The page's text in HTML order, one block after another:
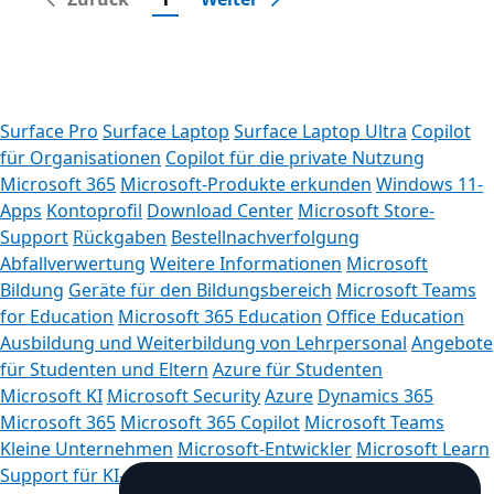
Surface Pro Surface Laptop Surface Laptop Ultra Copilot
für Organisationen Copilot für die private Nutzung
Microsoft 365 Microsoft-Produkte erkunden Windows 11-
Apps Kontoprofil Download Center Microsoft Store-
Support Rückgaben Bestellnachverfolgung
Abfallverwertung Weitere Informationen Microsoft
Bildung Geräte für den Bildungsbereich Microsoft Teams
for Education Microsoft 365 Education Office Education
Ausbildung und Weiterbildung von Lehrpersonal Angebote
für Studenten und Eltern Azure für Studenten
Microsoft KI Microsoft SecurityAzure Dynamics 365
Microsoft 365 Microsoft 365 Copilot Microsoft Teams
Kleine Unternehmen Microsoft-Entwickler Microsoft Learn
Support für KI-Apps im Marketplace